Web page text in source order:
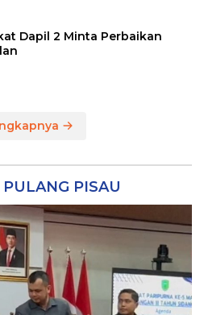
Dapil 2 Minta Perbaikan
PISAU